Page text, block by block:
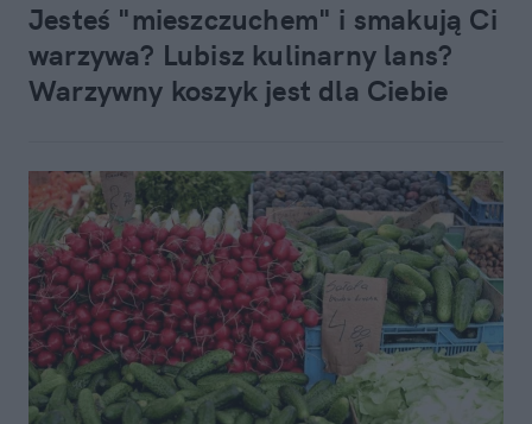
Jesteś "mieszczuchem" i smakują Ci
warzywa? Lubisz kulinarny lans?
Warzywny koszyk jest dla Ciebie